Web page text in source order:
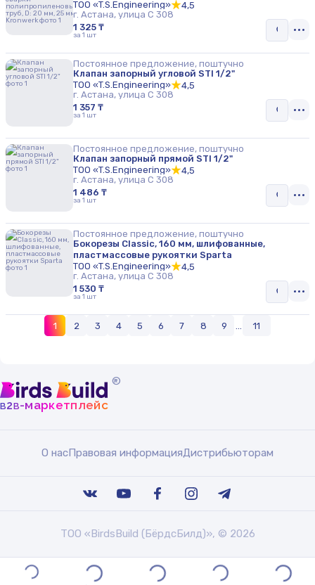
мм Kronwerk
ТОО «T.S.Engineering»
4,5
г. Астана, улица С 308
1 325 ₸
за 1 шт
Постоянное предложение, поштучно
Клапан запорный угловой STI 1/2"
ТОО «T.S.Engineering»
4,5
г. Астана, улица С 308
1 357 ₸
за 1 шт
Постоянное предложение, поштучно
Клапан запорный прямой STI 1/2"
ТОО «T.S.Engineering»
4,5
г. Астана, улица С 308
1 486 ₸
за 1 шт
Постоянное предложение, поштучно
Бокорезы Classic, 160 мм, шлифованные,
пластмассовые рукоятки Sparta
ТОО «T.S.Engineering»
4,5
г. Астана, улица С 308
1 530 ₸
за 1 шт
1 2 3 4 5 6 7 8 9 11
®
b2b-маркетплейс
О насПравовая информацияДистрибьюторам
ТОО «BirdsBuild (БёрдсБилд)», © 2026